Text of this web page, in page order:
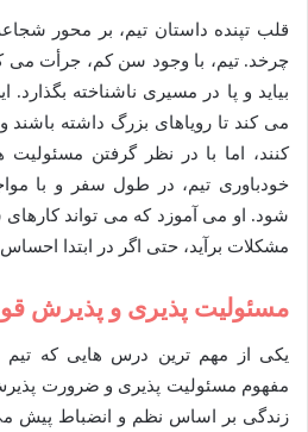
قلب تپنده داستان تیم، بر محور
چرخد. تیم، با وجود سن کم، جرأت می
بیاید و پا در مسیری ناشناخته
می کند تا رویاهای بزرگ داشته
کنند، اما با در نظر گرفتن مسئولیت
خودباوری تیم، در طول سفر و با
شود. او می آموزد که می تواند
مشکلات برآید، حتی اگر در ابتدا
مسئولیت پذیری و پذیرش
یکی از مهم ترین درس هایی که تیم
مفهوم مسئولیت پذیری و ضرورت
زندگی بر اساس نظم و انضباط پیش